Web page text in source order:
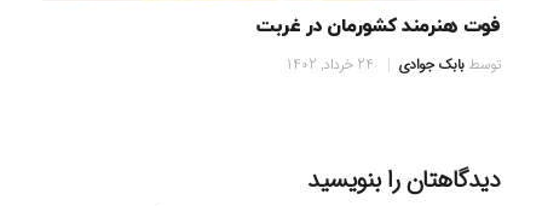
فوت هنرمند کشورمان در غربت
توسطبابک جوادی 24 خرداد, 1402
دیدگاهتان را بنویسید